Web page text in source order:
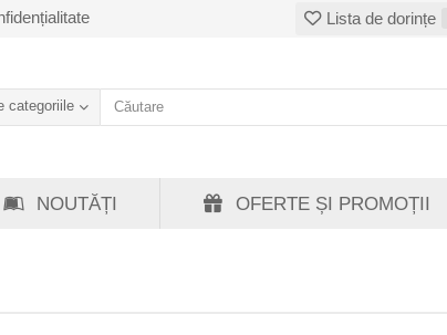
Lista de dorințe
categoriile
NOUTĂȚI OFERTE ȘI PROMOȚII